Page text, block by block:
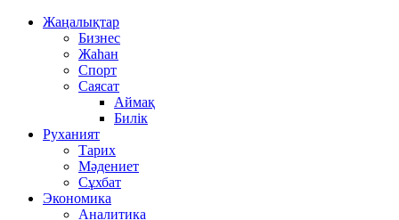
Жаңалықтар
Бизнес
Жаһан
Спорт
Саясат
Аймақ
Билік
Руханият
Тарих
Мәдениет
Сұхбат
Экономика
Аналитика